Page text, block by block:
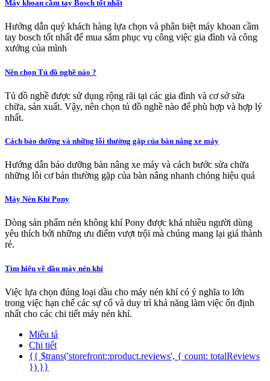
Máy khoan cầm tay Bosch tốt nhất
Hướng dẫn quý khách hàng lựa chọn và phân biệt máy khoan cầm
tay bosch tốt nhất để mua sắm phục vụ công việc gia đình và công
xưởng của mình
Nên chọn Tủ đồ nghề nào ?
Tủ đồ nghề được sử dụng rộng rãi tại các gia đình và cơ sở sửa
chữa, sản xuất. Vậy, nên chọn tủ đồ nghề nào để phù hợp và hợp lý
nhất.
Cách bảo dưỡng và những lỗi thường gặp của bàn nâng xe máy
Hướng dẫn bảo dưỡng bàn nâng xe máy và cách bước sửa chữa
những lỗi cơ bản thường gặp của bàn nâng nhanh chóng hiệu quả
Máy Nén Khí Pony
Dòng sản phẩm nén không khí Pony được khá nhiều người dùng
yêu thích bởi những ưu điểm vượt trội mà chúng mang lại giá thành
rẻ.
Tìm hiểu về dầu máy nén khí
Việc lựa chọn đúng loại dầu cho máy nén khí có ý nghĩa to lớn
trong việc hạn chế các sự cố và duy trì khả năng làm việc ổn định
nhất cho các chi tiết máy nén khí.
Miêu tả
Chi tiết
{{ $trans('storefront::product.reviews', { count: totalReviews
}) }}